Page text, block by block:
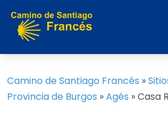
Camino de Santiago Francés »
Provincia de Burgos »Agés »Casa